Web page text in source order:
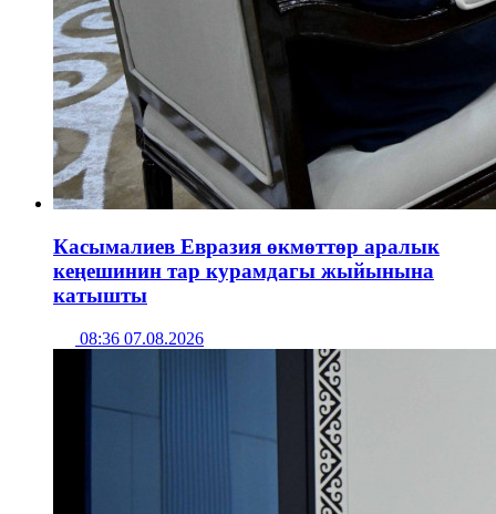
Касымалиев Евразия өкмөттөр аралык
кеңешинин тар курамдагы жыйынына
катышты
08:36 07.08.2026